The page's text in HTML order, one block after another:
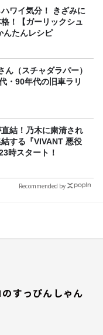
ワイ気分！ きざみに
！【ガーリックシュ
んたんレシピ
（スチャダラパー）
・90年代の旧車ラリ
結！乃木に粛清され
する『VIVANT 悪役
時スタート！
Recommended by
すっぴんしゃん